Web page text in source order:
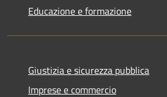
Educazione e formazione
Giustizia e sicurezza pubblica
Imprese e commercio